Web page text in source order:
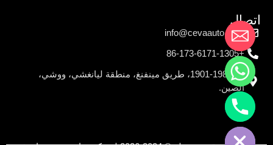
اتصال
info@cevaauto.com
+86-173-6171-1305
رقم 198-1901، طريق مينفنغ، منطقة ليانغشي، ووشي،
الصين.